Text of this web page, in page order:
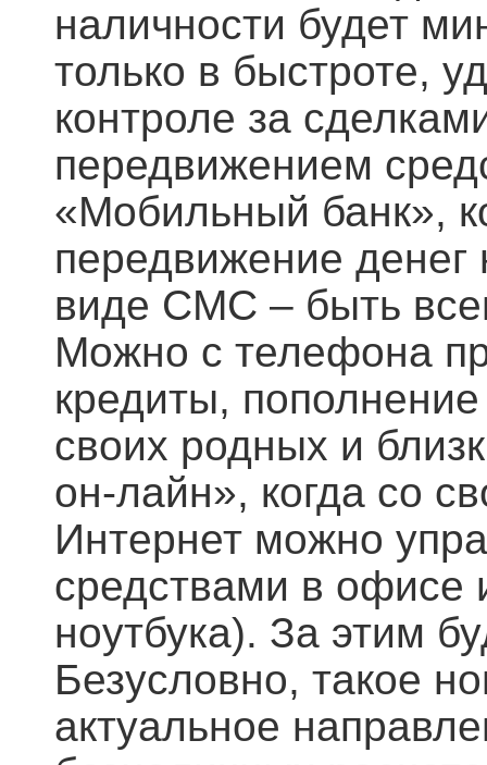
наличности будет
только в быстроте,
контроле за
передвижением
«Мобильный банк»,
передвижение денег
виде СМС – быть
Можно с телефона
кредиты,
своих родных и
он-лайн», когда со
Интернет можно
средствами в офисе
ноутбука). За этим
Безусловно, такое
актуальное